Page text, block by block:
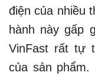
điện của nhiều
hành này gấp
VinFast rất tự
của sản